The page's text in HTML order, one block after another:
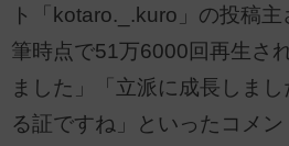
ト「kotaro._.kuro」の投稿
筆時点で51万6000回再生さ
ました」「立派に成長しま
る証ですね」といったコメ